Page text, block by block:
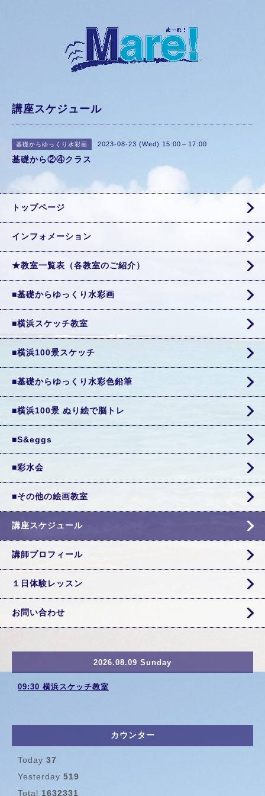
講座スケジュール
基礎からゆっくり水彩画 2023-08-23 (Wed) 15:00～17:00
基礎から②④クラス
トップページ
インフォメーション
★教室一覧表（各教室のご紹介）
■基礎からゆっくり水彩画
■横浜スケッチ教室
■横浜100景スケッチ
■基礎からゆっくり水彩色鉛筆
■横浜100景 ぬり絵で脳トレ
■S&eggs
■彩水会
■その他の絵画教室
講座スケジュール
講師プロフィール
１日体験レッスン
お問い合わせ
2026.08.09 Sunday
09:30 横浜スケッチ教室
カウンター
Today 37
Yesterday 519
Total 1632331